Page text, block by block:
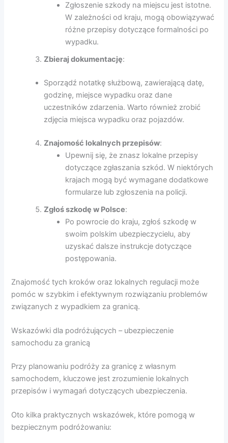
Zgłoszenie szkody na miejscu jest istotne.
W zależności od kraju, mogą obowiązywać
różne przepisy dotyczące formalności po
wypadku.
Zbieraj dokumentację:
Sporządź notatkę służbową, zawierającą datę,
godzinę, miejsce wypadku oraz dane
uczestników zdarzenia. Warto również zrobić
zdjęcia miejsca wypadku oraz pojazdów.
Znajomość lokalnych przepisów:
Upewnij się, że znasz lokalne przepisy
dotyczące zgłaszania szkód. W niektórych
krajach mogą być wymagane dodatkowe
formularze lub zgłoszenia na policji.
Zgłoś szkodę w Polsce:
Po powrocie do kraju, zgłoś szkodę w
swoim polskim ubezpieczycielu, aby
uzyskać dalsze instrukcje dotyczące
postępowania.
Znajomość tych kroków oraz lokalnych regulacji może
pomóc w szybkim i efektywnym rozwiązaniu problemów
związanych z wypadkiem za granicą.
Wskazówki dla podróżujących – ubezpieczenie
samochodu za granicą
Przy planowaniu podróży za granicę z własnym
samochodem, kluczowe jest zrozumienie lokalnych
przepisów i wymagań dotyczących ubezpieczenia.
Oto kilka praktycznych wskazówek, które pomogą w
bezpiecznym podróżowaniu: